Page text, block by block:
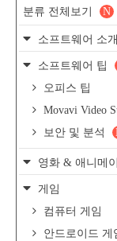
분류 전체보기 N
소프트웨어 소개
소프트웨어 팁
오피스 팁
Movavi Video
보안 및 분석
영화 & 애니메
게임
컴퓨터 게임
안드로이드 게